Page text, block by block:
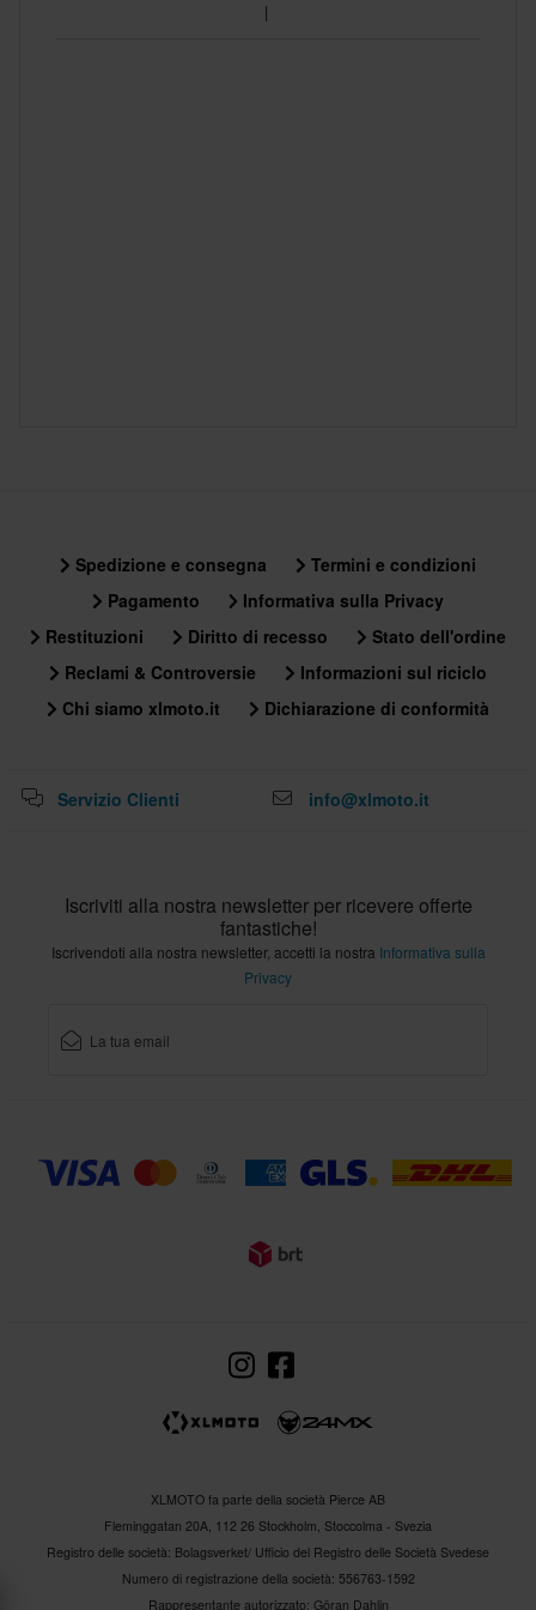
Spedizione e consegna
Termini e condizioni
Pagamento
Informativa sulla Privacy
Restituzioni
Diritto di recesso
Stato dell'ordine
Reclami & Controversie
Informazioni sul riciclo
Chi siamo xlmoto.it
Dichiarazione di conformità
Servizio Clienti info@xlmoto.it
Iscriviti alla nostra newsletter per ricevere offerte
fantastiche!
Iscrivendoti alla nostra newsletter, accetti la nostra Informativa sulla
Privacy
XLMOTO fa parte della società Pierce AB
Fleminggatan 20A, 112 26 Stockholm, Stoccolma - Svezia
Registro delle società: Bolagsverket/ Ufficio del Registro delle Società Svedese
Numero di registrazione della società: 556763-1592
Rappresentante autorizzato: Göran Dahlin